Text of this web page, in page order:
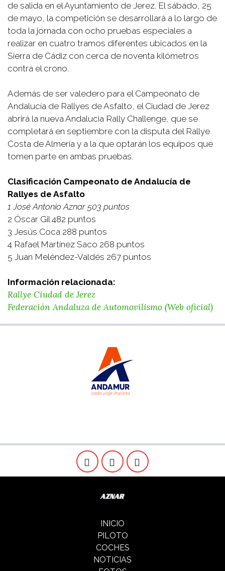
de salida en el Ayuntamiento de Jerez. El sábado, 25
de mayo, la competición se desarrollará a lo largo de
toda la jornada con ocho pruebas especiales a
realizar en cuatro tramos diferentes ubicados en la
Sierra de Cádiz con cerca de noventa kilómetros
contra el crono.
Además de ser valedero para el Campeonato de
Andalucía de Rallyes de Asfalto, el Ciudad de Jerez
abrirá la nueva Andalucia Rally Challenge, que se
completará en septiembre con la disputa del Rallye
Costa de Almería y a la que optarán los equipos que
tomen parte en ambas pruebas.
Clasificación Campeonato de Andalucía de
Rallyes de Asfalto
1 José Antonio Aznar 503 puntos
2 Óscar Gil 482 puntos
3 Jesús Coca 288 puntos
4 Rafael Martínez Saco 268 puntos
5 Juan Meléndez-Valdés 267 puntos
Información relacionada:
Rallye Ciudad de Jerez
Federación Andaluza de Automovilismo (Web oficial)
INICIO
PILOTO
COCHES
NOTICIAS